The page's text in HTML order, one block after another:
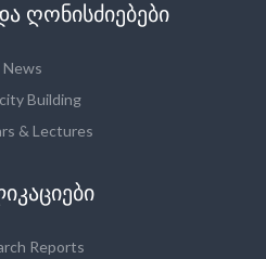
ᲦᲝᲜᲘᲡᲫᲘᲔᲑᲔᲑᲘ
News
Building
& Lectures
Reports